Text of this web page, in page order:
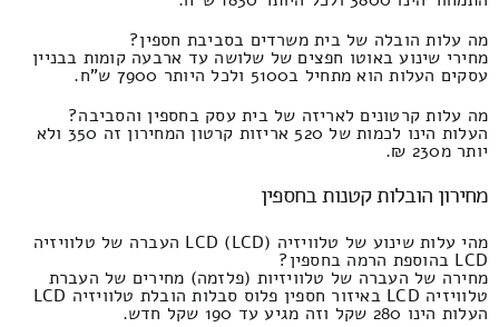
מה עלות הובלה של בית משרדים בסביבת חספין?
מחירי שינוע באוטו חפצים של שלושה עד ארבעה קומות בבניין
עסקים העלות הוא מתחיל ב5100 ולכל היותר 7900 ש"ח.
מה עלות קרטונים לאריזה של בית עסק בחספין והסביבה?
העלות הינו לכמות של 520 אריזות קרטון המחירון זה 350 ולא
יותר מ230 ₪.
מחירון הובלות קטנות בחספין
מהי עלות שינוע של טלוויזיה LCD (LCD) העברה של טלוויזיה
LCD בהוספת הרמה בחספין?
מחירה של העברה של טלוויזיות (פלזמה) מחירים של העברת
טלוויזיה LCD באיזור חספין פלוס סבלות הובלת טלוויזיה LCD
העלות הינו 280 שקל וזה מגיע עד 190 שקל חדש.